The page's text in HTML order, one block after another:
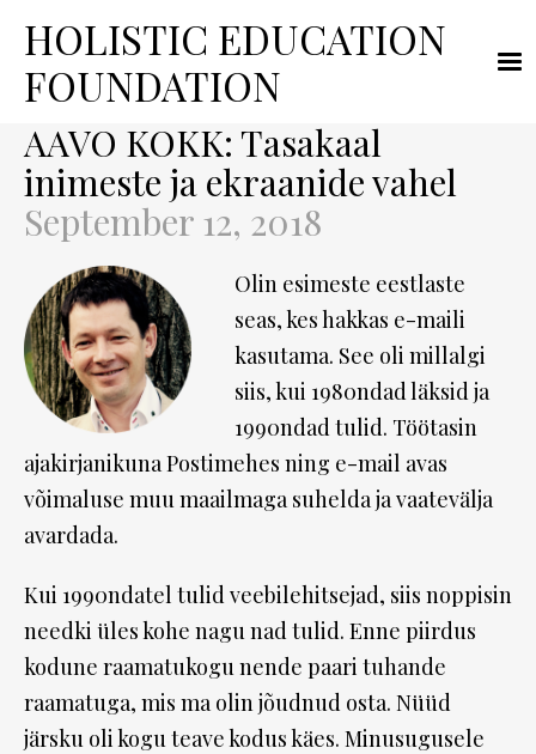
HOLISTIC EDUCATION
FOUNDATION
AAVO KOKK: Tasakaal
inimeste ja ekraanide vahel
September 12, 2018
Olin esimeste eestlaste
seas, kes hakkas e-maili
kasutama. See oli millalgi
siis, kui 1980ndad läksid ja
1990ndad tulid. Töötasin
ajakirjanikuna Postimehes ning e-mail avas
võimaluse muu maailmaga suhelda ja vaatevälja
avardada.
Kui 1990ndatel tulid veebilehitsejad, siis noppisin
needki üles kohe nagu nad tulid. Enne piirdus
kodune raamatukogu nende paari tuhande
raamatuga, mis ma olin jõudnud osta. Nüüd
järsku oli kogu teave kodus käes. Minusugusele